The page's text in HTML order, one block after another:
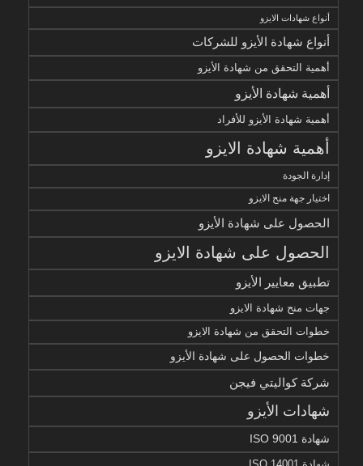
أنواع شهادات الايزو
أنواع شهادة الأيزو للشركات
أهمية التحقق من شهادة الأيزو
أهمية شهادة الأيزو
أهمية شهادة الأيزو للأفراد
أهمية شهادة الايزو
إدارة الجودة
اختيار جهة منح الايزو
الحصول على شهادة الأيزو
الحصول على شهادة الايزو
تطبيق معايير الأيزو
جهات منح شهادة الايزو
خطوات التحقق من شهادة الايزو
خطوات الحصول على شهادة الأيزو
شركة كواليتي فيجن
شهادات الأيزو
شهادة ISO 9001